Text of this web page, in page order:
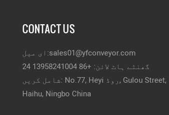
CONTACT US
ای میل:sales01@yfconveyor.com
24 گھنٹے ہاٹ لائن: +86 13958241004
شامل کریں: No.77, Heyi روڈ, Gulou Street,
Haihu, Ningbo China